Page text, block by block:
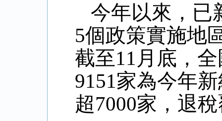
今年以來，已
5個政策實施地
截至11 月底，
9151家為今年
超7000家，退